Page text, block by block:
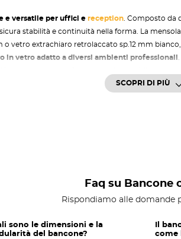
e versatile per uffici e reception . Composto da
stabilità e continuità nella forma. La mensola
vetro extrachiaro retrolaccato sp.12 mm bianco,
in vetro adatto a diversi ambienti professionali
in un vero bancone da reception
,
SCOPRI DI PIÙ
Faq su Bancone
Rispondiamo alle domande
sono le dimensioni e la
del bancone?
Il
come